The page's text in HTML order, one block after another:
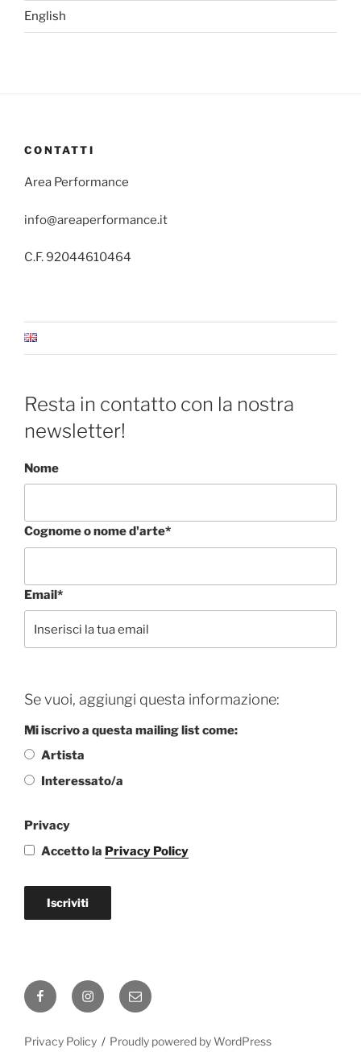
English
CONTATTI
Area Performance
info@areaperformance.it
C.F. 92044610464
Resta in contatto con la nostra
newsletter!
Nome
Cognome o nome d'arte*
Email*
Se vuoi, aggiungi questa informazione:
Mi iscrivo a questa mailing list come:
Artista
Interessato/a
Privacy
Accetto la Privacy Policy
Iscriviti
FacebookInstagramEmail
Privacy Policy Proudly powered by WordPress